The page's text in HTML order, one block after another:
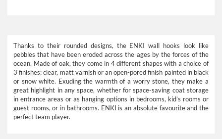
Thanks to their rounded designs, the ENKI wall hooks look like
pebbles that have been eroded across the ages by the forces of the
ocean. Made of oak, they come in 4 different shapes with a choice of
3 finishes: clear, matt varnish or an open-pored finish painted in black
or snow white. Exuding the warmth of a worry stone, they make a
great highlight in any space, whether for space-saving coat storage
in entrance areas or as hanging options in bedrooms, kid’s rooms or
guest rooms, or in bathrooms. ENKI is an absolute favourite and the
perfect team player.